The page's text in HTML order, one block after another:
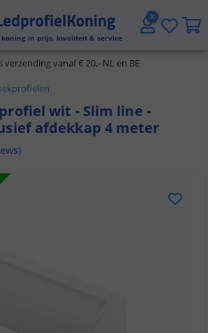
koning in prijs, kwaliteit & service
2 jaar garantie
verzending vanaf € 20,- NL en BE
Klantbeoordeling 9.1
uur besteld,morgen in huis
wit - Slim line -
afdekkap 4 meter
)